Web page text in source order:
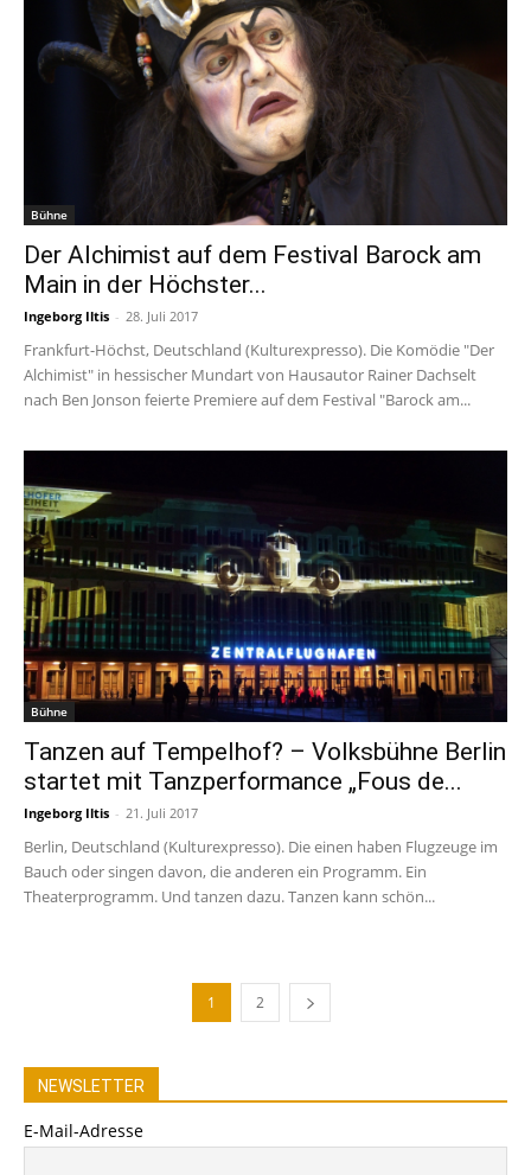
Bühne
Der Alchimist auf dem Festival Barock am
Main in der Höchster...
Ingeborg Iltis - 28. Juli 2017
Frankfurt-Höchst, Deutschland (Kulturexpresso). Die Komödie "Der
Alchimist" in hessischer Mundart von Hausautor Rainer Dachselt
nach Ben Jonson feierte Premiere auf dem Festival "Barock am...
Bühne
Tanzen auf Tempelhof? – Volksbühne Berlin
startet mit Tanzperformance „Fous de...
Ingeborg Iltis - 21. Juli 2017
Berlin, Deutschland (Kulturexpresso). Die einen haben Flugzeuge im
Bauch oder singen davon, die anderen ein Programm. Ein
Theaterprogramm. Und tanzen dazu. Tanzen kann schön...
1 2
NEWSLETTER
E-Mail-Adresse